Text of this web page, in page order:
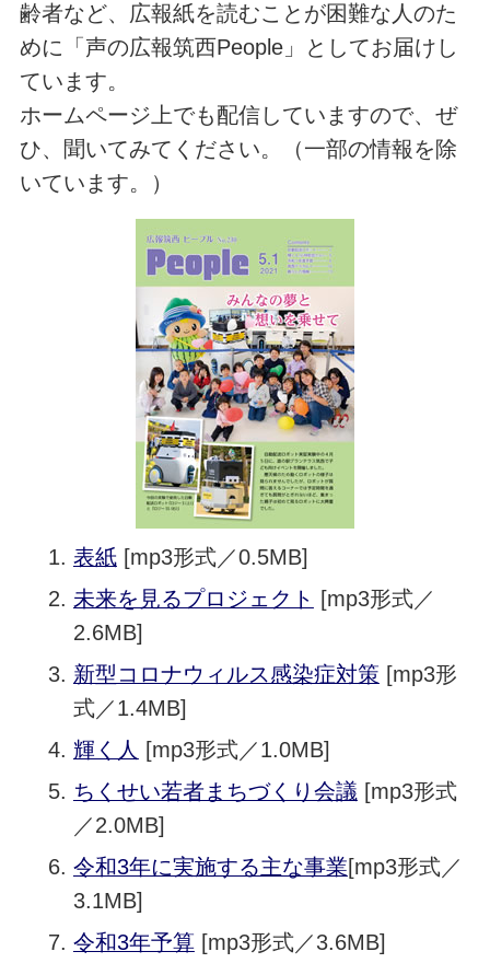
齢者など、広報紙を読むことが困難な人のた
めに「声の広報筑西People」としてお届けし
ています。
ホームページ上でも配信していますので、ぜ
ひ、聞いてみてください。（一部の情報を除
いています。）
表紙[mp3形式／0.5MB]
未来を見るプロジェクト
[mp3形式／
2.6MB]
新型コロナウィルス感染症対策 [mp3形
式／1.4MB]
輝く人 [mp3形式／1.0MB]
ちくせい若者まちづくり会議 [mp3形式
／2.0MB]
令和3年に実施する主な事業[mp3形式／
3.1MB]
令和3年予算[mp3形式／3.6MB]